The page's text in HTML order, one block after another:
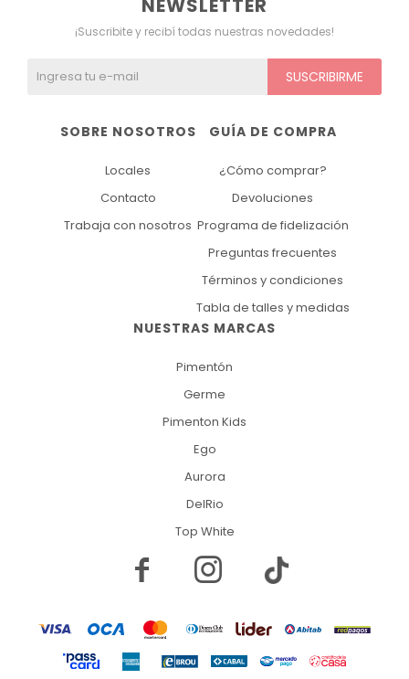
NUESTRAS MARCAS
Pimentón
Germe
Pimenton Kids
Ego
Aurora
DelRio
Top White
GUÍA DE COMPRA
¿Cómo comprar?
Devoluciones
Programa de fidelización
Preguntas frecuentes
Términos y condiciones
Tabla de talles y medidas
SOBRE NOSOTROS
Locales
Contacto
Trabaja con nosotros
NEWSLETTER
¡Suscribite y recibí todas nuestras novedades!
SUSCRIBIRME
 